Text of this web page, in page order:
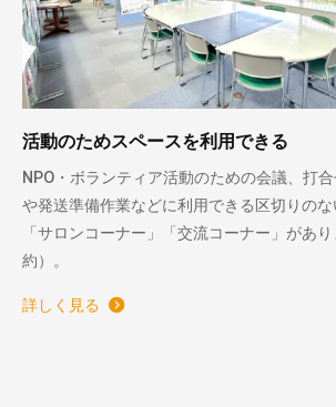
活動のためスペースを利用できる
NPO・ボランティア活動のための会議、打
や発送準備作業などに利用できる区切りの
「サロンコーナー」「交流コーナー」があ
約）。
詳しく見る